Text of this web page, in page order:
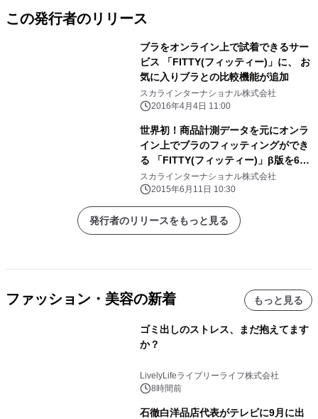
この発行者のリリース
ブラをオンライン上で試着できるサー
ビス 「FITTY(フィッティー)」に、 お
気に入りブラとの比較機能が追加
スカラインターナショナル株式会社
2016年4月4日 11:00
世界初！商品計測データを元にオンラ
イン上でブラのフィッティングができ
る 「FITTY(フィッティー)」β版を6月
11日にリリース
スカラインターナショナル株式会社
2015年6月11日 10:30
発行者のリリースをもっと見る
ファッション・美容の新着 もっと見る
ゴミ出しのストレス、まだ抱えてます
か？
LivelyLifeライブリーライフ株式会社
8時間前
石徹白洋品店代表がテレビに9月に出